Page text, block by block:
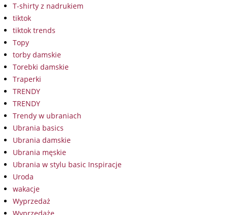
T-shirty z nadrukiem
tiktok
tiktok trends
Topy
torby damskie
Torebki damskie
Traperki
TRENDY
TRENDY
Trendy w ubraniach
Ubrania basics
Ubrania damskie
Ubrania męskie
Ubrania w stylu basic Inspiracje
Uroda
wakacje
Wyprzedaż
Wyprzedaże